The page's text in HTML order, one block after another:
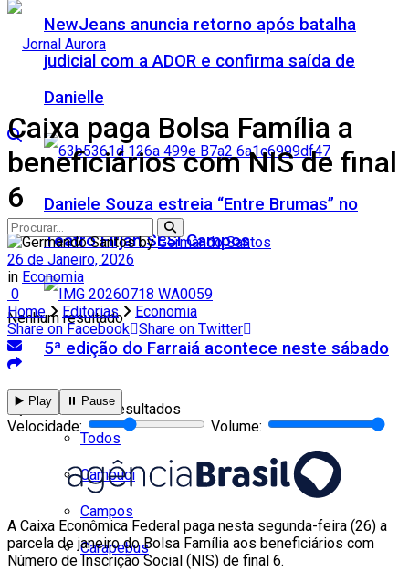
NewJeans anuncia retorno após batalha
judicial com a ADOR e confirma saída de
Danielle
Daniele Souza estreia “Entre Brumas” no
Teatro Firjan SESI Campos
5ª edição do Farraiá acontece neste sábado
Cidades
Todos
Cambuci
Campos
Carapebus
Nenhum resultado
Ver todos os resultados
Caixa paga Bolsa Família a
beneficiários com NIS de final
6
by Germando Santos
26 de Janeiro, 2026
in Economia
0
Home
Editorias
Economia
Share on Facebook Share on Twitter
▶️ Play ⏸️ Pause
Velocidade: Volume:
A Caixa Econômica Federal paga nesta segunda-feira (26) a
parcela de janeiro do Bolsa Família aos beneficiários com
Número de Inscrição Social (NIS) de final 6.